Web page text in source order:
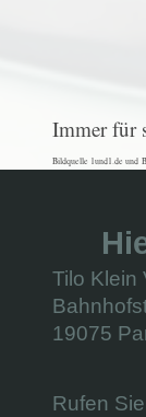
Immer für
Bildquelle 1und1.de und
Tilo Klein
19075
Rufen